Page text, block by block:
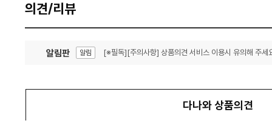
의견/리뷰
알림판 알림 [※필독][주의사항] 상품의견 서비스 이용시 유의해 주세
다나와 상품의견